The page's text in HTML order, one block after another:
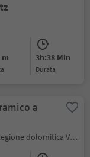
m 3h:38 Min
durata
a
Nova Levante, Regione dolomitica Val d'Ega